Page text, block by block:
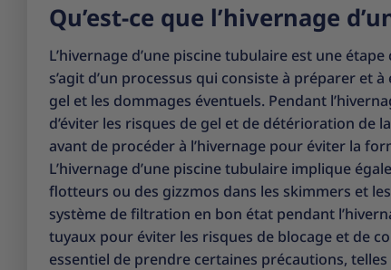
Qu’est-ce que l’hivernage
L’hivernage d’une piscine tubulaire est une
s’agit d’un processus qui consiste à préparer
gel et les dommages éventuels. Pendant
d’éviter les risques de gel et de détérioration de
avant de procéder à l’hivernage pour éviter la
L’hivernage d’une piscine tubulaire implique
flotteurs ou des gizzmos dans les skimmers et
système de filtration en bon état pendant
tuyaux pour éviter les risques de blocage et de
essentiel de prendre certaines précautions, telles